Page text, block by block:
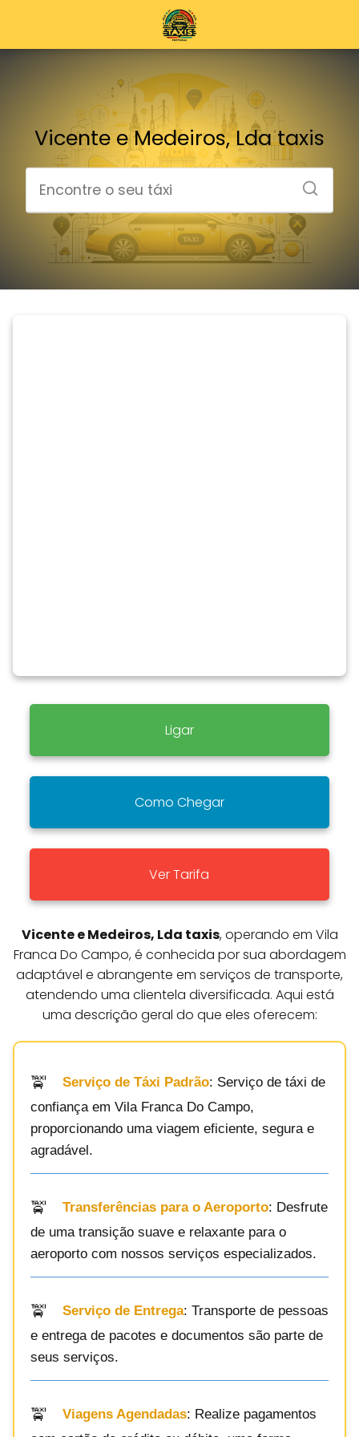
Vicente e Medeiros, Lda taxis
Ligar
Como Chegar
Ver Tarifa
Vicente e Medeiros, Lda taxis, operando em Vila
Franca Do Campo, é conhecida por sua abordagem
adaptável e abrangente em serviços de transporte,
atendendo uma clientela diversificada. Aqui está
uma descrição geral do que eles oferecem:
Serviço de Táxi Padrão: Serviço de táxi de
confiança em Vila Franca Do Campo,
proporcionando uma viagem eficiente, segura e
agradável.
Transferências para o Aeroporto: Desfrute
de uma transição suave e relaxante para o
aeroporto com nossos serviços especializados.
Serviço de Entrega: Transporte de pessoas
e entrega de pacotes e documentos são parte de
seus serviços.
Viagens Agendadas: Realize pagamentos